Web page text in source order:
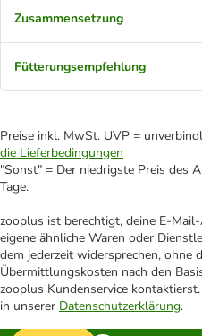
Zusammensetzung
Fütterungsempfehlung
Preise inkl. MwSt. UVP =
die Lieferbedingungen
"Sonst" = Der niedrigste Preis des
Tage.
zooplus ist berechtigt, deine E-
eigene ähnliche Waren oder
dem jederzeit widersprechen, ohne
Übermittlungskosten nach den
zooplus Kundenservice
in unserer Datenschutzerklärung.